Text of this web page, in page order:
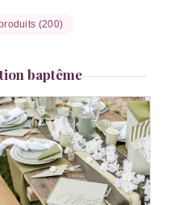
(200)
baptême